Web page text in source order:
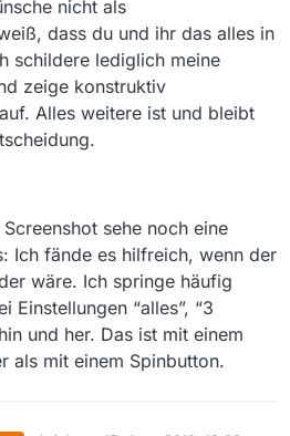
nicht als
dass du und ihr das alles in
schildere lediglich meine
zeige konstruktiv
Alles weitere ist und bleibt
sehe noch eine
Ich fände es hilfreich, wenn der
wäre. Ich springe häufig
Einstellungen “alles”, “3
und her. Das ist mit einem
als mit einem Spinbutton.